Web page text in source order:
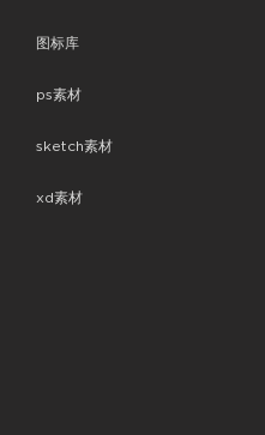
图标库
ps素材
sketch素材
xd素材